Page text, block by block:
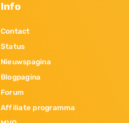
Info
Contact
Status
Nieuwspagina
Blogpagina
Forum
Affiliate programma